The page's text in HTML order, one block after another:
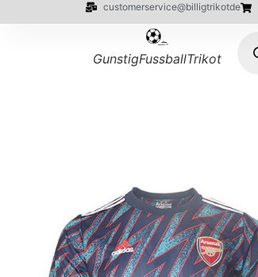
customerservice@billigtrikotde
GunstigFussballTrikot